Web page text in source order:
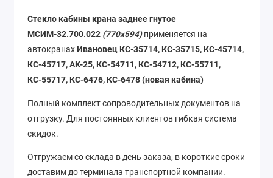
Стекло кабины крана заднее гнутое
МСИМ-32.700.022 (770х594) применяется на
автокранахИвановец КС-35714, КС-35715, КС-45714,
КС-45717, АК-25, КС-54711, КС-54712, КС-55711,
КС-55717, КС-6476, КС-6478 (новая кабина)
Полный комплект сопроводительных документов на
отгрузку. Для постоянных клиентов гибкая система
скидок.
Отгружаем со склада в день заказа, в короткие сроки
доставим до терминала транспортной компании.